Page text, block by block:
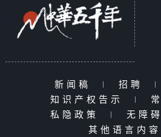
新闻稿 | 招聘 |
知识产权告示
|
私隐政策
| 无障
其他语言内容